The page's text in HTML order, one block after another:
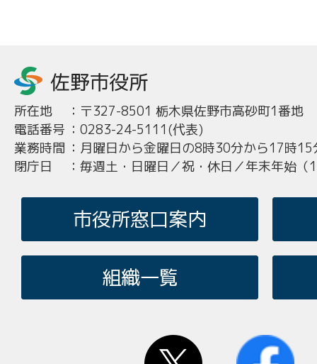
所在地 ： 〒327-8501 栃木県佐野市高砂町1番地
電話番号 ： 0283-24-5111(代表)
業務時間 ： 月曜日から金曜日の8時30分から17時15
閉庁日
： 毎週土・日曜日／祝・休日／年末年始
市役所窓口案内
組織一覧